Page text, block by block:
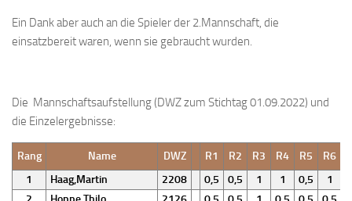
En passant
Ausschreibungen
Links
Ein Dank aber auch an die Spieler der 2.Mannschaft, die
einsatzbereit waren, wenn sie gebraucht wurden.
Die Mannschaftsaufstellung (DWZ zum Stichtag 01.09.2022) und
die Einzelergebnisse:
Rang Name DWZ R1 R2 R3 R4 R5 R6
1
Haag,Martin 2208 0,5 0,5 1 1 0,5 1